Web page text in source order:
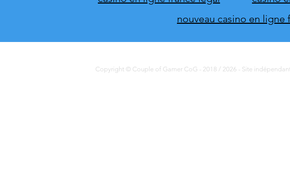
nouveau casino en ligne
Copyright © Couple of Gamer CoG - 2018 / 2026 - Site